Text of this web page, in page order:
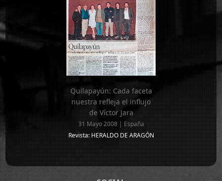
Quilapayún: Cada faceta
nuestra refleja el influjo
de Víctor Jara
31 Mayo 2008 | España
Revista: HERALDO DE ARAGÓN